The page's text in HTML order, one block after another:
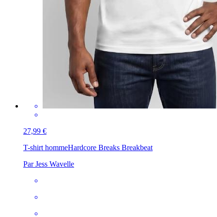
27,99 €
T-shirt hommeHardcore Breaks Breakbeat
Par Jess Wavelle